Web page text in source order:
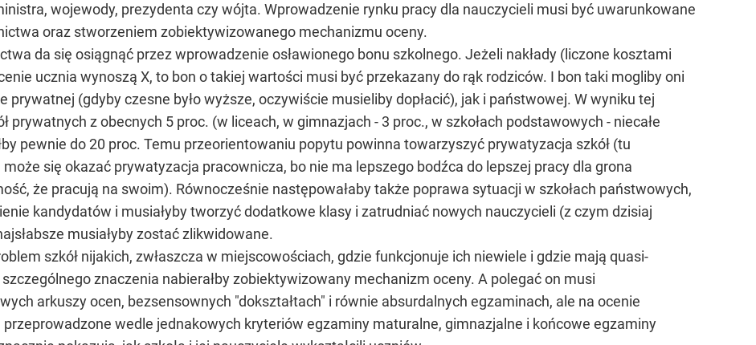
wojewody, prezydenta czy wójta. Wprowadzenie rynku pracy dla nauczycieli musi być uwarunkowane
oraz stworzeniem zobiektywizowanego mechanizmu oceny.
da się osiągnąć przez wprowadzenie osławionego bonu szkolnego. Jeżeli nakłady (liczone kosztami
ucznia wynoszą X, to bon o takiej wartości musi być przekazany do rąk rodziców. I bon taki mogliby oni
prywatnej (gdyby czesne było wyższe, oczywiście musieliby dopłacić), jak i państwowej. W wyniku tej
prywatnych z obecnych 5 proc. (w liceach, w gimnazjach - 3 proc., w szkołach podstawowych - niecałe
pewnie do 20 proc. Temu przeorientowaniu popytu powinna towarzyszyć prywatyzacja szkół (tu
się okazać prywatyzacja pracownicza, bo nie ma lepszego bodźca do lepszej pracy dla grona
że pracują na swoim). Równocześnie następowałaby także poprawa sytuacji w szkołach państwowych,
kandydatów i musiałyby tworzyć dodatkowe klasy i zatrudniać nowych nauczycieli (z czym dzisiaj
musiałyby zostać zlikwidowane.
szkół nijakich, zwłaszcza w miejscowościach, gdzie funkcjonuje ich niewiele i gdzie mają quasi-
znaczenia nabierałby zobiektywizowany mechanizm oceny. A polegać on musi
arkuszy ocen, bezsensownych "dokształtach" i równie absurdalnych egzaminach, ale na ocenie
wedle jednakowych kryteriów egzaminy maturalne, gimnazjalne i końcowe egzaminy